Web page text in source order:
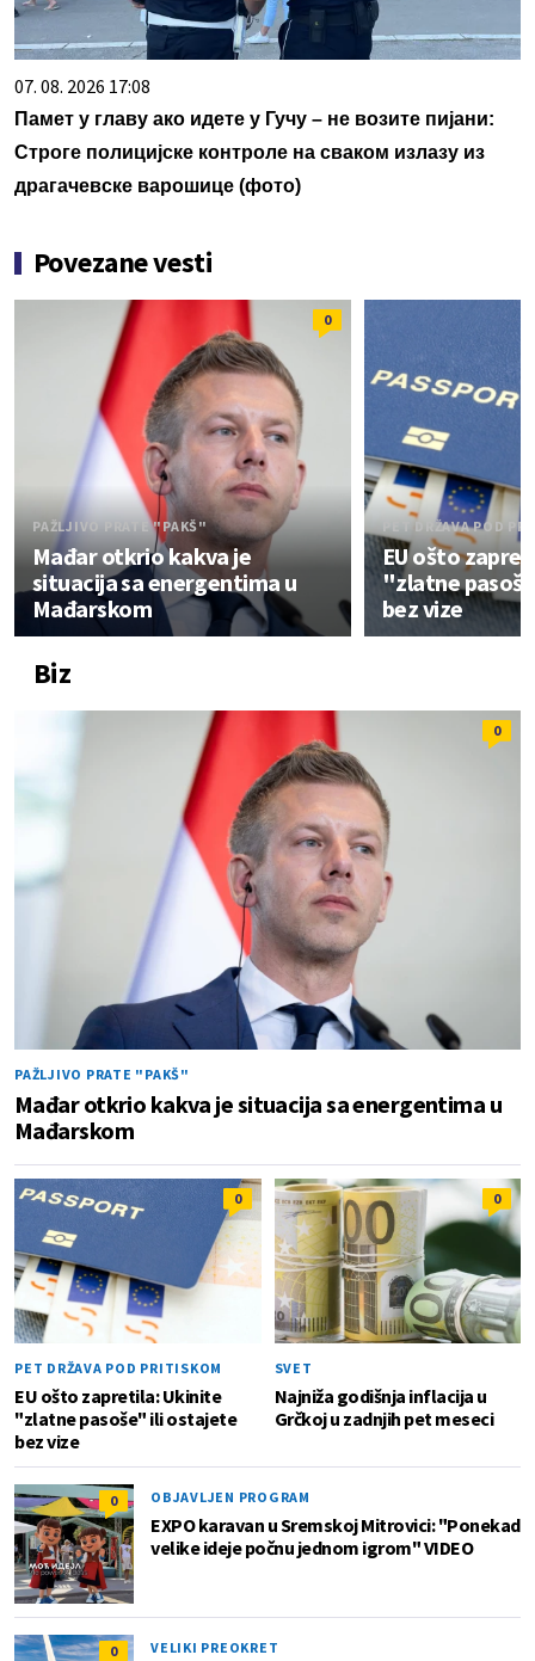
07. 08. 2026 17:08
Памет у главу ако идете у Гучу – не возите пијани:
Строге полицијске контроле на сваком излазу из
драгачевске варошице (фото)
Povezane vesti
0
PAŽLJIVO PRATE "PAKŠ"
Mađar otkrio kakva je
situacija sa energentima u
Mađarskom
PET DRŽAVA POD
EU ošto
"zlatne
bez vize
Biz
0
PAŽLJIVO PRATE "PAKŠ"
Mađar otkrio kakva je situacija sa energentima u
Mađarskom
0
PET DRŽAVA POD PRITISKOM
EU ošto zapretila: Ukinite
"zlatne pasoše" ili ostajete
bez vize
0
SVET
Najniža godišnja inflacija u
Grčkoj u zadnjih pet meseci
0 OBJAVLJEN PROGRAM
EXPO karavan u Sremskoj Mitrovici: "Ponekad
velike ideje počnu jednom igrom" VIDEO
0 VELIKI PREOKRET